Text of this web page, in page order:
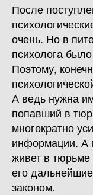
После
очень. Но в
психолога
Поэтому,
А ведь нужна
попавший в
многократно
информации. А
живет в
его
законом.